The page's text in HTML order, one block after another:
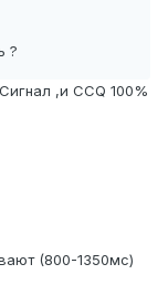
?
,и CCQ 100%
(800-1350мс)